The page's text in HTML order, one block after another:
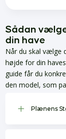
Sådan
din have
Når du skal vælge
højde for din
guide får du
den model, som
L Plænens